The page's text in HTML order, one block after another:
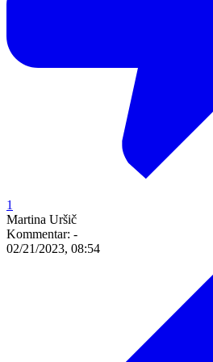
1
Martina Uršič
Kommentar: -
02/21/2023, 08:54